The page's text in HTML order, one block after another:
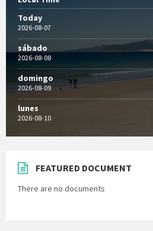
Today
2026-08-07
sábado
2026-08-08
domingo
2026-08-09
lunes
2026-08-10
FEATURED DOCUMENT
There are no documents